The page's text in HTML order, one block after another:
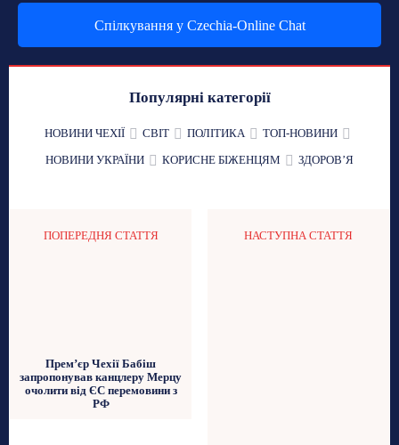
Спілкування у Czechia-Online Chat
Популярні категорії
НОВИНИ ЧЕХІЇ СВІТ ПОЛІТИКА
ТОП-НОВИНИ
НОВИНИ УКРАЇНИ
КОРИСНЕ БІЖЕНЦЯМ ЗДОРОВʼЯ
ПОПЕРЕДНЯ СТАТТЯ
Прем’єр Чехії Бабіш
запропонував канцлеру Мерцу
очолити від ЄС перемовини з
РФ
НАСТУПНА СТАТТЯ